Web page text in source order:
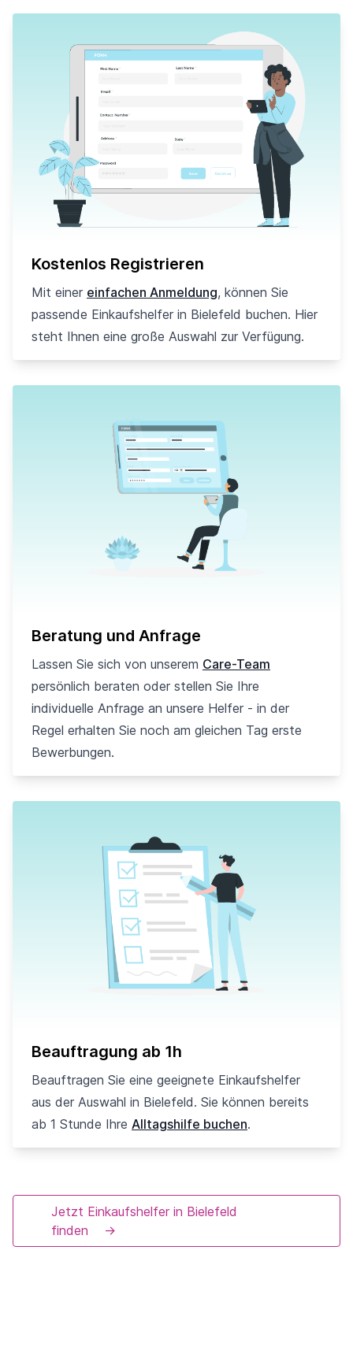
Kostenlos Registrieren
Mit einer einfachen Anmeldung, können Sie
passende Einkaufshelfer in Bielefeld buchen. Hier
steht Ihnen eine große Auswahl zur Verfügung.
Beratung und Anfrage
Lassen Sie sich von unserem Care-Team
persönlich beraten oder stellen Sie Ihre
individuelle Anfrage an unsere Helfer - in der
Regel erhalten Sie noch am gleichen Tag erste
Bewerbungen.
Beauftragung ab 1h
Beauftragen Sie eine geeignete Einkaufshelfer
aus der Auswahl in Bielefeld. Sie können bereits
ab 1 Stunde Ihre Alltagshilfe buchen.
Jetzt Einkaufshelfer in Bielefeld
finden
→